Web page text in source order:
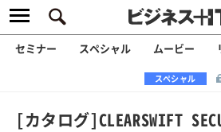
セミナー スペシャル ムービー
スペシャル
[カタログ]CLEARSWIFT